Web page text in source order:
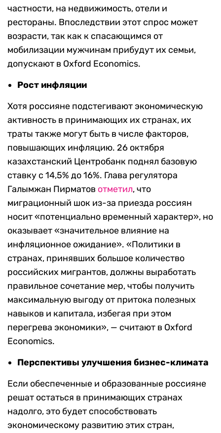
частности, на недвижимость, отели и
рестораны. Впоследствии этот спрос может
возрасти, так как к спасающимся от
мобилизации мужчинам прибудут их семьи,
допускают в Oxford Economics.
Рост инфляции
Хотя россияне подстегивают экономическую
активность в принимающих их странах, их
траты также могут быть в числе факторов,
повышающих инфляцию. 26 октября
казахстанский Центробанк поднял базовую
ставку с 14,5% до 16%. Глава регулятора
Галымжан Пирматов отметил, что
миграционный шок из-за приезда россиян
носит «потенциально временный характер», но
оказывает «значительное влияние на
инфляционное ожидание». «Политики в
странах, принявших большое количество
российских мигрантов, должны выработать
правильное сочетание мер, чтобы получить
максимальную выгоду от притока полезных
навыков и капитала, избегая при этом
перегрева экономики», — считают в Oxford
Economics.
Перспективы улучшения бизнес-климата
Если обеспеченные и образованные россияне
решат остаться в принимающих странах
надолго, это будет способствовать
экономическому развитию этих стран,